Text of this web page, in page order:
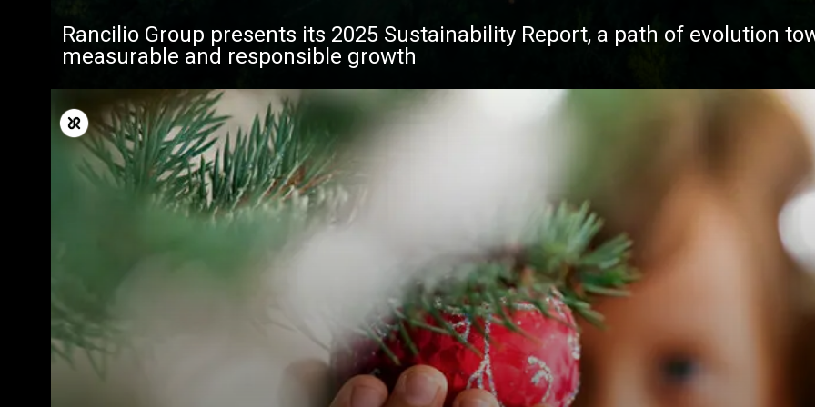
Rancilio Group presents its 2025 Sustainability Report, a path of evolution
measurable and responsible growth